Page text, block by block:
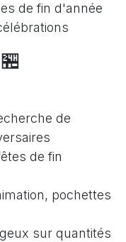
de fin d'année
de
de fin
pochettes
sur quantités